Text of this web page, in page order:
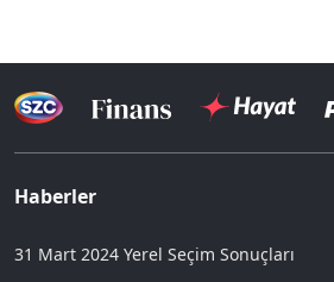
Haberler
31 Mart 2024 Yerel Seçim Sonuçları